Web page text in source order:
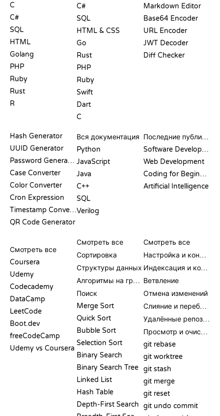
C
C#
SQL
HTML
Golang
PHP
Ruby
Rust
R
C#
SQL
HTML & CSS
Go
Rust
PHP
Ruby
Swift
Dart
C
Markdown Editor
Base64 Encoder
URL Encoder
JWT Decoder
Diff Checker
Hash Generator
UUID Generator
Password Generator
Case Converter
Color Converter
Cron Expression
Timestamp Converter
QR Code Generator
Вся документация
Python
JavaScript
Java
C++
SQL
Verilog
Последние публикации
Software Development
Web Development
Coding for Beginners
Artificial Intelligence
Смотреть все
Coursera
Udemy
Codecademy
DataCamp
LeetCode
Boot.dev
freeCodeCamp
Udemy vs Coursera
Смотреть все
Сортировка
Структуры данных
Алгоритмы на графах
Поиск
Merge Sort
Quick Sort
Bubble Sort
Selection Sort
Binary Search
Binary Search Tree
Linked List
Hash Table
Depth-First Search
Смотреть все
Настройка и конфигурация
Индексация и коммит
Ветвление
Отмена изменений
Слияние и перебазирование
Удалённые репозитории
Просмотр и очистка
git rebase
git worktree
git stash
git merge
git reset
git undo commit